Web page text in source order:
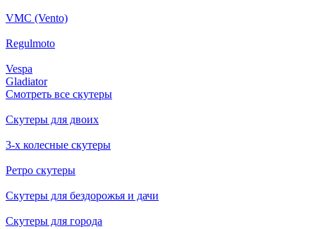
VMC (Vento)
Regulmoto
Vespa
Gladiator
Смотреть все скутеры
Скутеры для двоих
3-х колесные скутеры
Ретро скутеры
Скутеры для бездорожья и дачи
Скутеры для города